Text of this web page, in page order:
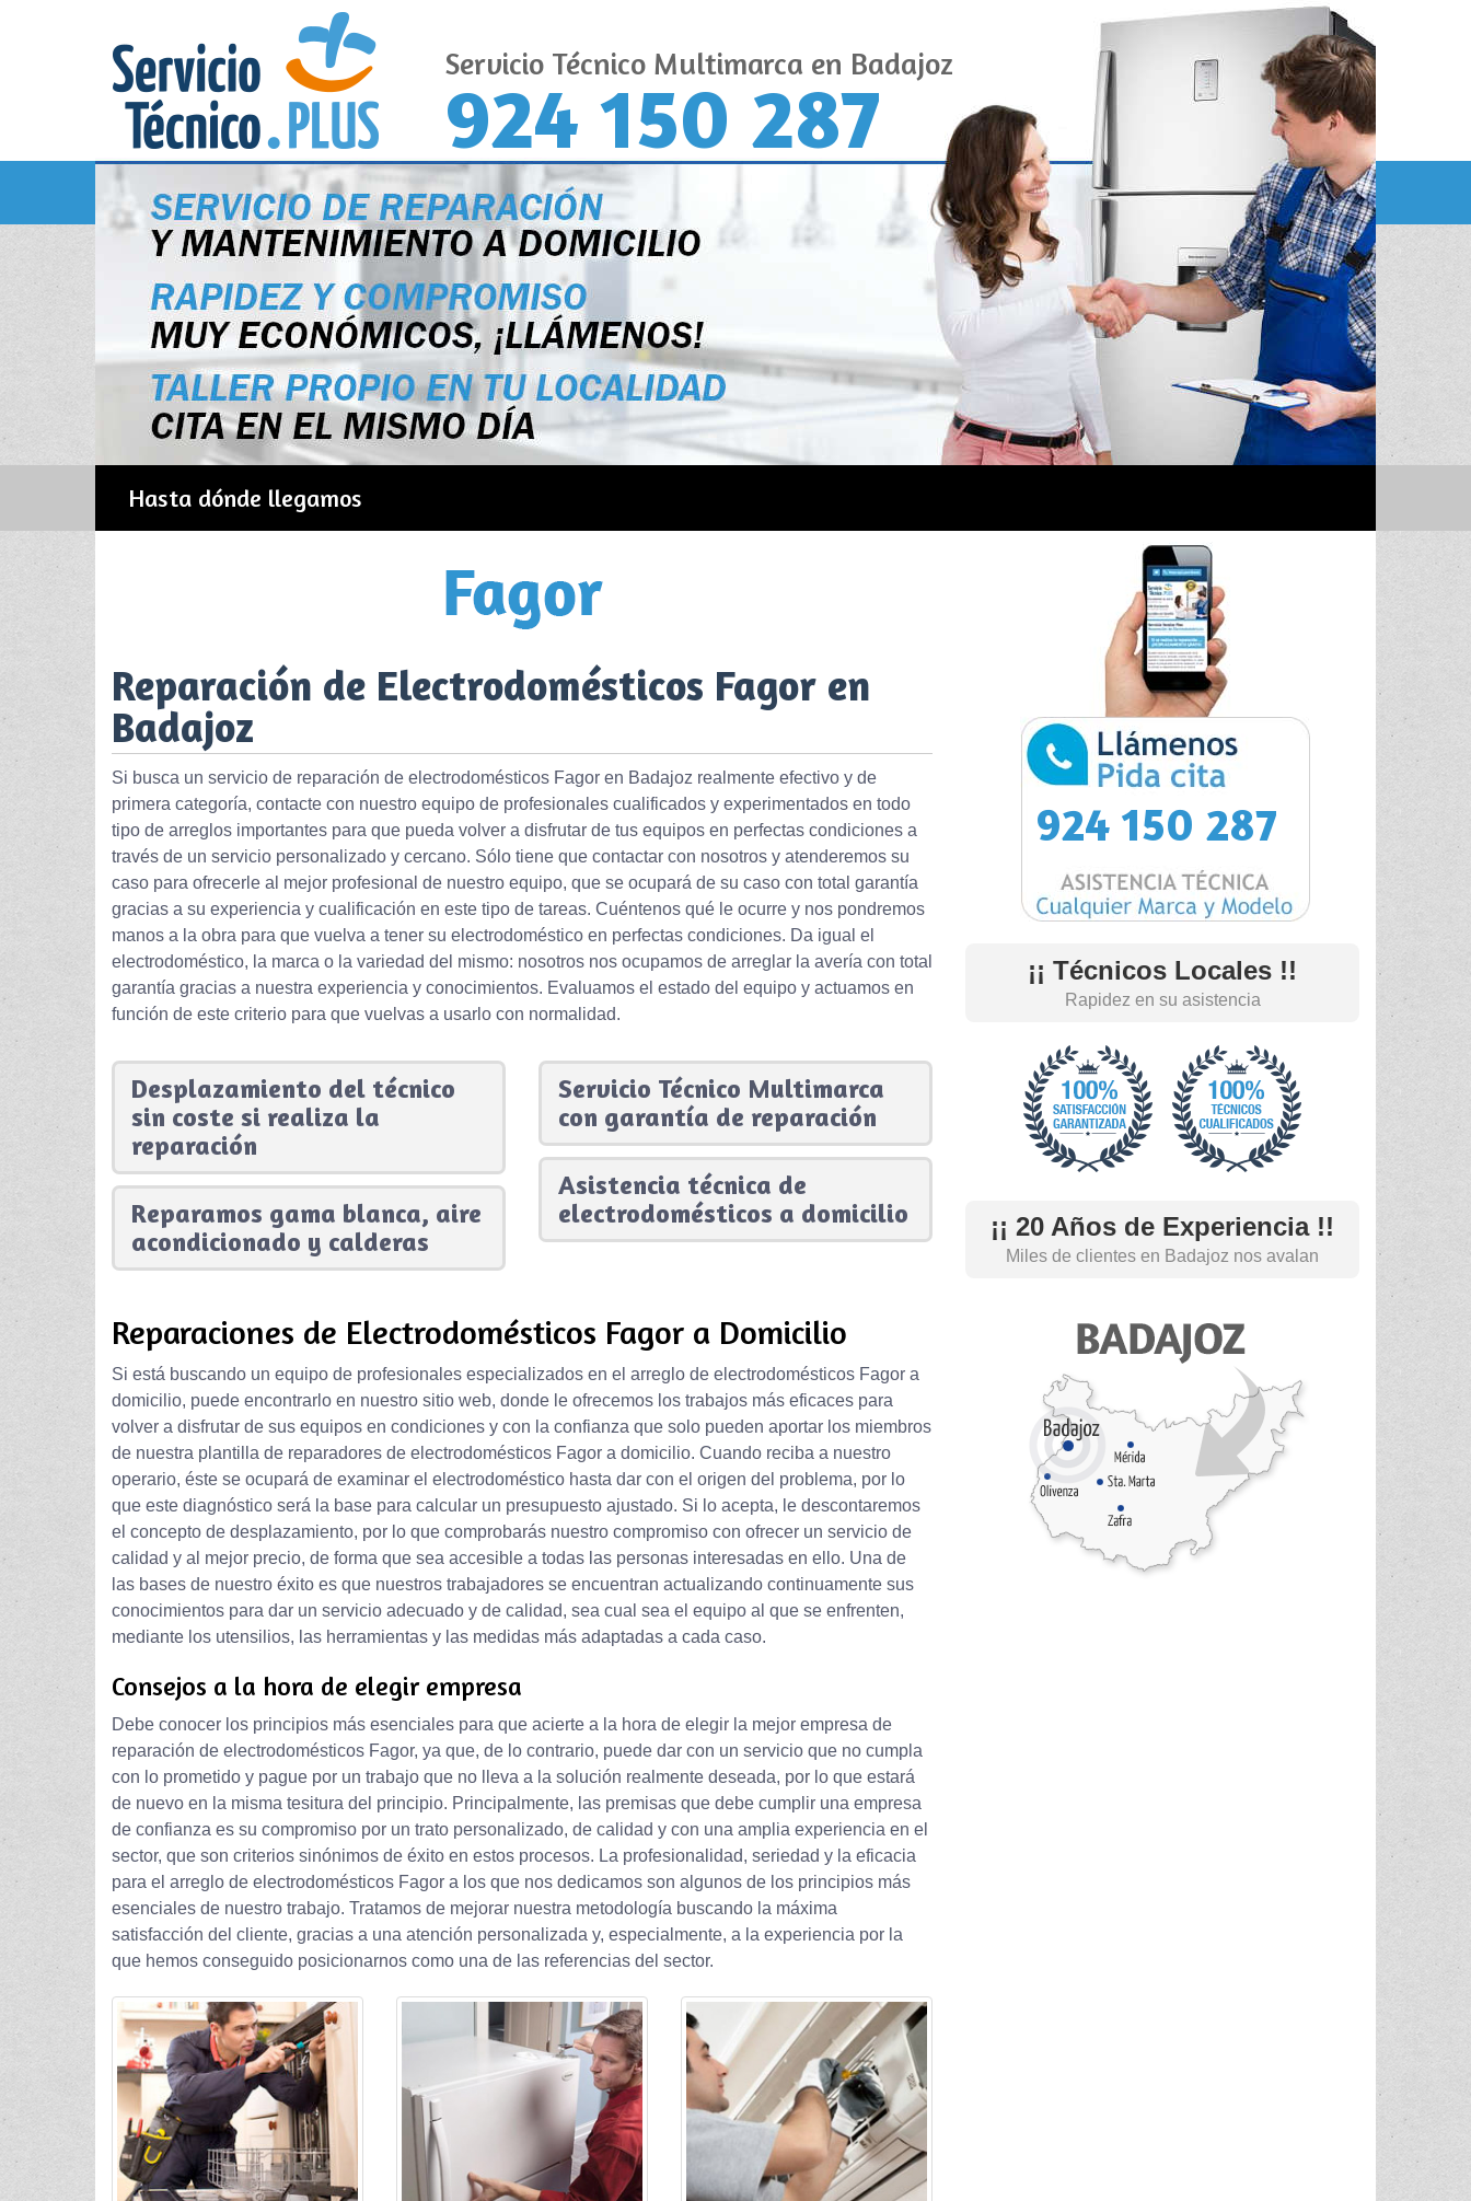
Servicio Técnico Multimarca en Badajoz
924 150 287
Hasta dónde llegamos
Reparación de Electrodomésticos Fagor en
Badajoz
Si busca un servicio de reparación de electrodomésticos Fagor en Badajoz realmente efectivo y de
primera categoría, contacte con nuestro equipo de profesionales cualificados y experimentados en todo
tipo de arreglos importantes para que pueda volver a disfrutar de tus equipos en perfectas condiciones a
través de un servicio personalizado y cercano. Sólo tiene que contactar con nosotros y atenderemos su
caso para ofrecerle al mejor profesional de nuestro equipo, que se ocupará de su caso con total garantía
gracias a su experiencia y cualificación en este tipo de tareas. Cuéntenos qué le ocurre y nos pondremos
manos a la obra para que vuelva a tener su electrodoméstico en perfectas condiciones. Da igual el
electrodoméstico, la marca o la variedad del mismo: nosotros nos ocupamos de arreglar la avería con total
garantía gracias a nuestra experiencia y conocimientos. Evaluamos el estado del equipo y actuamos en
función de este criterio para que vuelvas a usarlo con normalidad.
Desplazamiento del técnico
sin coste si realiza la
reparación
Reparamos gama blanca, aire
acondicionado y calderas
Servicio Técnico Multimarca
con garantía de reparación
Asistencia técnica de
electrodomésticos a domicilio
Reparaciones de Electrodomésticos Fagor a Domicilio
Si está buscando un equipo de profesionales especializados en el arreglo de electrodomésticos Fagor a
domicilio, puede encontrarlo en nuestro sitio web, donde le ofrecemos los trabajos más eficaces para
volver a disfrutar de sus equipos en condiciones y con la confianza que solo pueden aportar los miembros
de nuestra plantilla de reparadores de electrodomésticos Fagor a domicilio. Cuando reciba a nuestro
operario, éste se ocupará de examinar el electrodoméstico hasta dar con el origen del problema, por lo
que este diagnóstico será la base para calcular un presupuesto ajustado. Si lo acepta, le descontaremos
el concepto de desplazamiento, por lo que comprobarás nuestro compromiso con ofrecer un servicio de
calidad y al mejor precio, de forma que sea accesible a todas las personas interesadas en ello. Una de
las bases de nuestro éxito es que nuestros trabajadores se encuentran actualizando continuamente sus
conocimientos para dar un servicio adecuado y de calidad, sea cual sea el equipo al que se enfrenten,
mediante los utensilios, las herramientas y las medidas más adaptadas a cada caso.
Consejos a la hora de elegir empresa
Debe conocer los principios más esenciales para que acierte a la hora de elegir la mejor empresa de
reparación de electrodomésticos Fagor, ya que, de lo contrario, puede dar con un servicio que no cumpla
con lo prometido y pague por un trabajo que no lleva a la solución realmente deseada, por lo que estará
de nuevo en la misma tesitura del principio. Principalmente, las premisas que debe cumplir una empresa
de confianza es su compromiso por un trato personalizado, de calidad y con una amplia experiencia en el
sector, que son criterios sinónimos de éxito en estos procesos. La profesionalidad, seriedad y la eficacia
para el arreglo de electrodomésticos Fagor a los que nos dedicamos son algunos de los principios más
esenciales de nuestro trabajo. Tratamos de mejorar nuestra metodología buscando la máxima
satisfacción del cliente, gracias a una atención personalizada y, especialmente, a la experiencia por la
que hemos conseguido posicionarnos como una de las referencias del sector.
924 150 287
¡¡ Técnicos Locales !!
Rapidez en su asistencia
¡¡ 20 Años de Experiencia !!
Miles de clientes en Badajoz nos avalan